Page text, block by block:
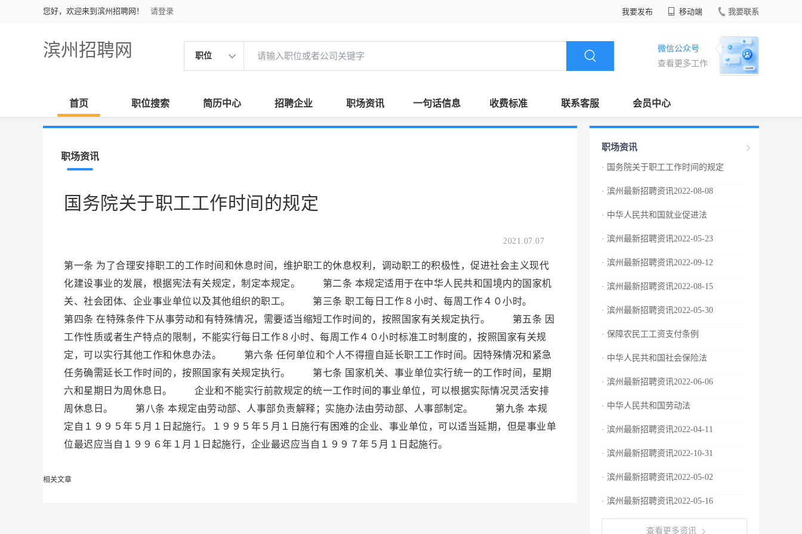
您好，欢迎来到滨州招聘网！ 请登录 我要发布 移动端 我要联系
滨州招聘网 职位
微信公众号
查看更多工作
首页 职位搜索 简历中心 招聘企业 职场资讯 一句话信息 收费标准 联系客服 会员中心
职场资讯
国务院关于职工工作时间的规定
2021.07.07
第一条 为了合理安排职工的工作时间和休息时间，维护职工的休息权利，调动职工的积极性，促进社会主义现代
化建设事业的发展，根据宪法有关规定，制定本规定。 第二条 本规定适用于在中华人民共和国境内的国家机
关、社会团体、企业事业单位以及其他组织的职工。 第三条 职工每日工作８小时、每周工作４０小时。
第四条 在特殊条件下从事劳动和有特殊情况，需要适当缩短工作时间的，按照国家有关规定执行。 第五条 因
工作性质或者生产特点的限制，不能实行每日工作８小时、每周工作４０小时标准工时制度的，按照国家有关规
定，可以实行其他工作和休息办法。 第六条 任何单位和个人不得擅自延长职工工作时间。因特殊情况和紧急
任务确需延长工作时间的，按照国家有关规定执行。 第七条 国家机关、事业单位实行统一的工作时间，星期
六和星期日为周休息日。 企业和不能实行前款规定的统一工作时间的事业单位，可以根据实际情况灵活安排
周休息日。 第八条 本规定由劳动部、人事部负责解释；实施办法由劳动部、人事部制定。 第九条 本规
定自１９９５年５月１日起施行。１９９５年５月１日施行有困难的企业、事业单位，可以适当延期，但是事业单
位最迟应当自１９９６年１月１日起施行，企业最迟应当自１９９７年５月１日起施行。
相关文章
职场资讯
· 国务院关于职工工作时间的规定
· 滨州最新招聘资讯2022-08-08
· 中华人民共和国就业促进法
· 滨州最新招聘资讯2022-05-23
· 滨州最新招聘资讯2022-09-12
· 滨州最新招聘资讯2022-08-15
· 滨州最新招聘资讯2022-05-30
· 保障农民工工资支付条例
· 中华人民共和国社会保险法
· 滨州最新招聘资讯2022-06-06
· 中华人民共和国劳动法
· 滨州最新招聘资讯2022-04-11
· 滨州最新招聘资讯2022-10-31
· 滨州最新招聘资讯2022-05-02
· 滨州最新招聘资讯2022-05-16
查看更多资讯